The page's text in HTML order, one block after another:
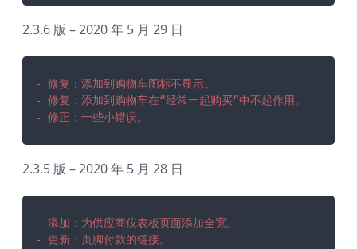
2.3.6 版 – 2020 年 5 月 29 日
- 修复：添加到购物车图标不显示。
- 修复：添加到购物车在“经常一起购买”中不起作用。
- 修正：一些小错误。
2.3.5 版 – 2020 年 5 月 28 日
- 添加：为供应商仪表板页面添加全宽。
- 更新：页脚付款的链接。